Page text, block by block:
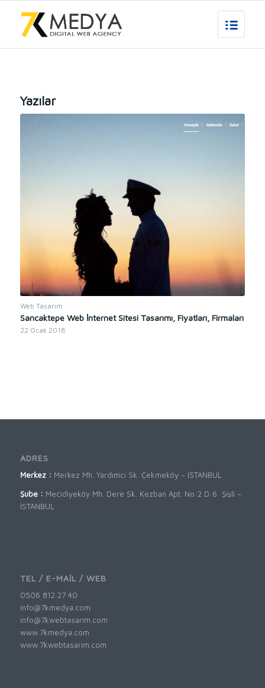
Yazılar
Web Tasarım
Sancaktepe Web İnternet Sitesi Tasarımı, Fiyatları, Firmaları
22 Ocak 2018
ADRES
Merkez : Merkez Mh. Yardımcı Sk. Çekmeköy – İSTANBUL
Şube : Mecidiyeköy Mh. Dere Sk. Kezban Apt. No:2 D:6 Şişli –
İSTANBUL
TEL / E-MAİL / WEB
0506 812 27 40
info@7kmedya.com
info@7kwebtasarim.com
www.7kmedya.com
www.7kwebtasarim.com